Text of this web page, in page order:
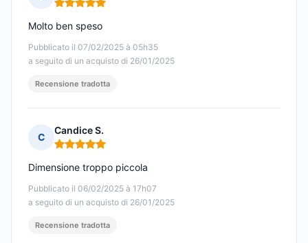
Nota: 5 su 5
Pubblicato il 07/02/2025 à 05h35
a seguito di un acquisto di 26/01/2025
Molto ben speso
Recensione tradotta
C
Candice S.
Nota: 5 su 5
Pubblicato il 06/02/2025 à 17h07
a seguito di un acquisto di 26/01/2025
Dimensione troppo piccola
Recensione tradotta